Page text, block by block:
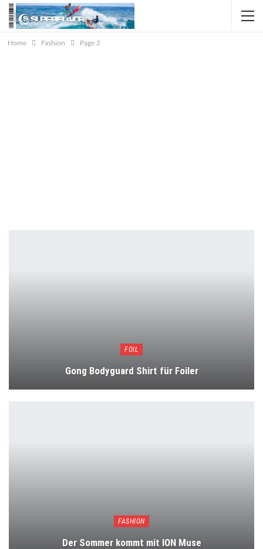
Home Fashion Page 2
FOIL
Gong Bodyguard Shirt für Foiler
FASHION
Der Sommer kommt mit ION Muse